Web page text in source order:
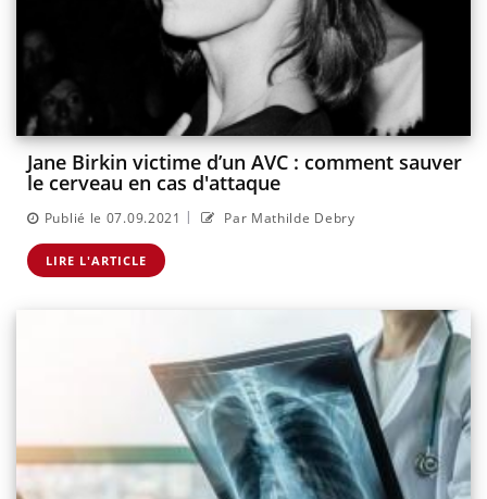
Jane Birkin victime d’un AVC : comment sauver
le cerveau en cas d'attaque
Publié le 07.09.2021 | Par Mathilde Debry
LIRE L'ARTICLE